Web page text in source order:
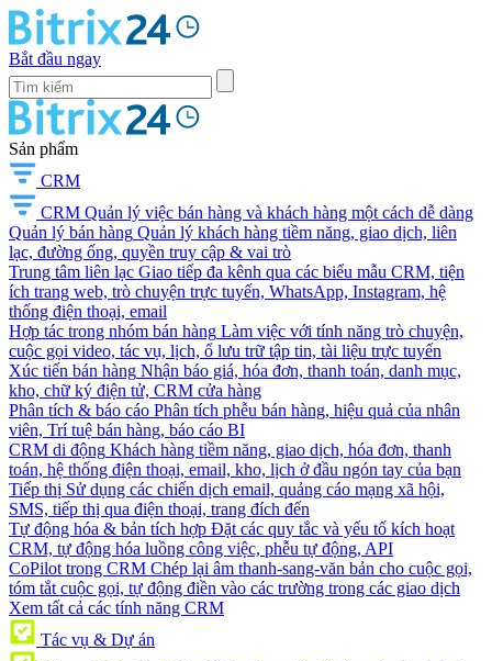
Bắt đầu ngay
Sản phẩm
CRM
CRM Quản lý việc bán hàng và khách hàng một cách dễ dàng
Quản lý bán hàng Quản lý khách hàng tiềm năng, giao dịch, liên
lạc, đường ống, quyền truy cập & vai trò
Trung tâm liên lạc Giao tiếp đa kênh qua các biểu mẫu CRM, tiện
ích trang web, trò chuyện trực tuyến, WhatsApp, Instagram, hệ
thống điện thoại, email
Hợp tác trong nhóm bán hàng Làm việc với tính năng trò chuyện,
cuộc gọi video, tác vụ, lịch, ổ lưu trữ tập tin, tài liệu trực tuyến
Xúc tiến bán hàng Nhận báo giá, hóa đơn, thanh toán, danh mục,
kho, chữ ký điện tử, CRM cửa hàng
Phân tích & báo cáo Phân tích phễu bán hàng, hiệu quả của nhân
viên, Trí tuệ bán hàng, báo cáo BI
CRM di động Khách hàng tiềm năng, giao dịch, hóa đơn, thanh
toán, hệ thống điện thoại, email, kho, lịch ở đầu ngón tay của bạn
Tiếp thị Sử dụng các chiến dịch email, quảng cáo mạng xã hội,
SMS, tiếp thị qua điện thoại, trang đích đến
Tự động hóa & bản tích hợp Đặt các quy tắc và yếu tố kích hoạt
CRM, tự động hóa luồng công việc, phễu tự động, API
CoPilot trong CRM Chép lại âm thanh-sang-văn bản cho cuộc gọi,
tóm tắt cuộc gọi, tự động điền vào các trường trong các giao dịch
Xem tất cả các tính năng CRM
Tác vụ & Dự án